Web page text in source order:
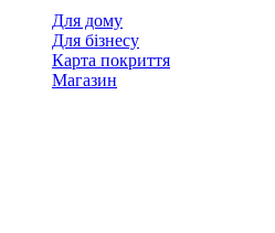
Для дому
Для бізнесу
Карта покриття
Магазин